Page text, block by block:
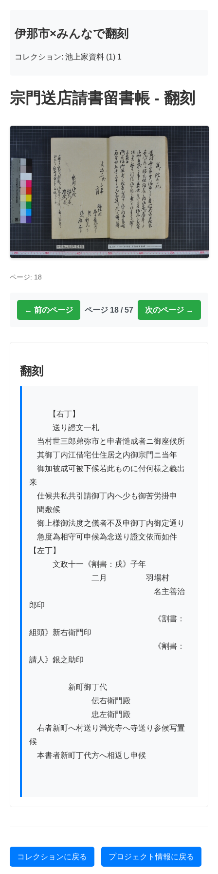
伊那市×みんなで翻刻
コレクション: 池上家資料 (1) 1
宗門送店請書留書帳 - 翻刻
ページ: 18
← 前のページ ページ 18 / 57 次のページ →
翻刻
送り證文一札
当村世三郎弟弥市と申者慥成者ニ御座候所
其御丁内江借宅仕住居之内御宗門ニ当年ゟ
御加被成可被下候若此ものに付何様之義出
来
仕候共私共引請御丁内へ少も御苦労掛申
間敷候
御上様御法度之儀者不及申御丁内御定通り
急度為相守可申候為念送り證文依而如件
【左丁】
文政十一《割書：戌》子年
二月　　　　　羽場村
名主善治
郎印
《割書：
組頭》新右衛門印
《割書：
請人》銀之助印
新町御丁代
伝右衛門殿
忠左衛門殿
右者新町へ村送り満光寺へ寺送り参候写置
候
本書者新町丁代方へ相返し申候
コレクションに戻る プロジェクト情報に戻る